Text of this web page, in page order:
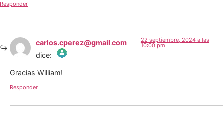
Responder
carlos.cperez@gmail.com
dice:
The Real Person Badge!
Anti-Spam by CleanTalk
22 septiembre, 2024 a las
10:00 pm
Gracias William!
Responder